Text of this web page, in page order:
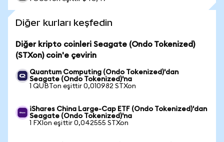
Diğer kurları keşfedin
Diğer kripto coinleri Seagate (Ondo Tokenized)
(STXon) coin'e çevirin
Quantum Computing (Ondo Tokenized)'dan
Seagate (Ondo Tokenized)'na
1 QUBTon eşittir 0,010982 STXon
iShares China Large-Cap ETF (Ondo Tokenized)'dan
Seagate (Ondo Tokenized)'na
1 FXIon eşittir 0,042555 STXon